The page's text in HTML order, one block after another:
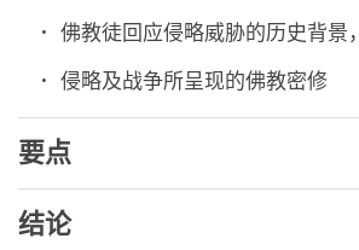
佛教徒回应侵略威胁的历史背景，
侵略及战争所呈现的佛教密修
要点
结论